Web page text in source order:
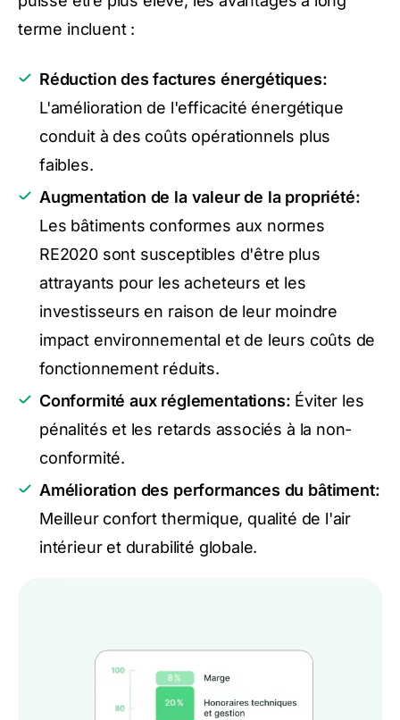
terme incluent :
Réduction des factures énergétiques:
L'amélioration de l'efficacité énergétique
conduit à des coûts opérationnels plus
faibles.
Augmentation de la valeur de la propriété:
Les bâtiments conformes aux normes
RE2020 sont susceptibles d'être plus
attrayants pour les acheteurs et les
investisseurs en raison de leur moindre
impact environnemental et de leurs coûts de
fonctionnement réduits.
Conformité aux réglementations: Éviter les
pénalités et les retards associés à la non-
conformité.
Amélioration des performances du bâtiment:
Meilleur confort thermique, qualité de l'air
intérieur et durabilité globale.